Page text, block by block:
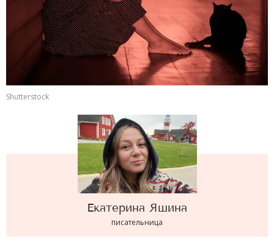
Shutterstock
Екатерина Яшина
писательница